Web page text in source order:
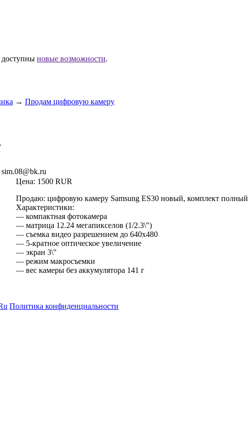
новые возможности.
→ Продам цифровую камеру
sim.08@bk.ru
Цена: 1500 RUR
Продаю: цифровую камеру Samsung ES30 новый, комплект полный
Характеристики:
— компактная фотокамера
— матрица 12.24 мегапикселов (1/2.3\")
— съемка видео разрешением до 640x480
— 5-кратное оптическое увеличение
— экран 3\"
— режим макросъемки
— вес камеры без аккумулятора 141 г
Политика конфиденциальности